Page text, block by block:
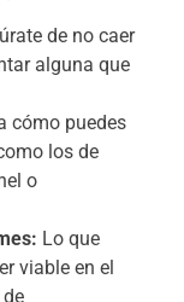
de no caer
alguna que
cómo puedes
los de
o
Lo que
viable en el